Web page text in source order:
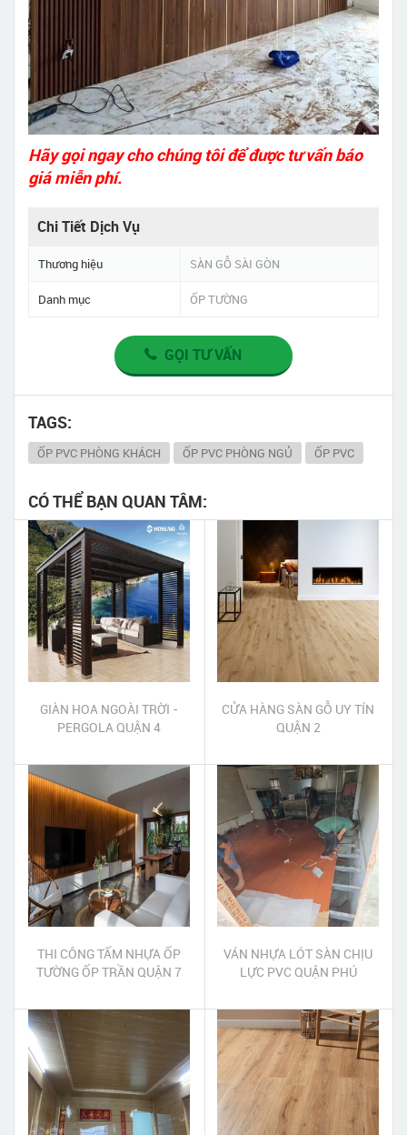
Hãy gọi ngay cho chúng tôi để được tư vấn báo
giá miễn phí.
Chi Tiết Dịch Vụ
Thương hiệu SÀN GỖ SÀI GÒN
Danh mục ỐP TƯỜNG
GỌI TƯ VẤN
TAGS:
ỐP PVC PHÒNG KHÁCH ỐP PVC PHÒNG NGỦ ỐP PVC
CÓ THỂ BẠN QUAN TÂM:
GIÀN HOA NGOÀI TRỜI -
PERGOLA QUẬN 4
CỬA HÀNG SÀN GỖ UY TÍN
QUẬN 2
THI CÔNG TẤM NHỰA ỐP
TƯỜNG ỐP TRẦN QUẬN 7
VÁN NHỰA LÓT SÀN CHỊU
LỰC PVC QUẬN PHÚ